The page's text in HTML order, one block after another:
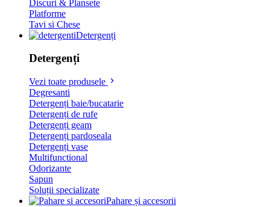
Discuri & Plansete
Platforme
Tavi si Chese
Detergenți
Detergenți
Vezi toate produsele
Degresanti
Detergenți baie/bucatarie
Detergenți de rufe
Detergenți geam
Detergenți pardoseala
Detergenți vase
Multifunctional
Odorizante
Sapun
Soluții specializate
Pahare și accesorii